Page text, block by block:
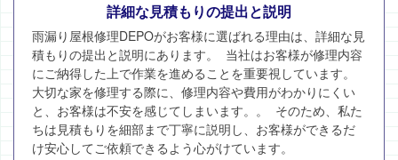
詳細な見積もりの提出と説明
雨漏り屋根修理DEPOがお客様に選ばれる理由は、詳細な見
積もりの提出と説明にあります。 当社はお客様が修理内容
にご納得した上で作業を進めることを重要視しています。
大切な家を修理する際に、修理内容や費用がわかりにくい
と、お客様は不安を感じてしまいます。。 そのため、私た
ちは見積もりを細部まで丁寧に説明し、お客様ができるだ
け安心してご依頼できるよう心がけています。